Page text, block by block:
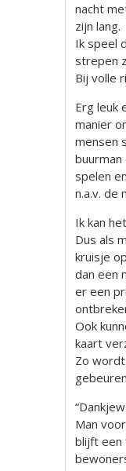
nacht
zijn lang.
Ik speel
strepen
Bij volle
Erg leuk
manier
mensen
spelen
n.a.v. de
Ik kan
Dus als
kruisje
dan een
er een
Ook
kaart
Zo
gebeuren
Man
blijft een